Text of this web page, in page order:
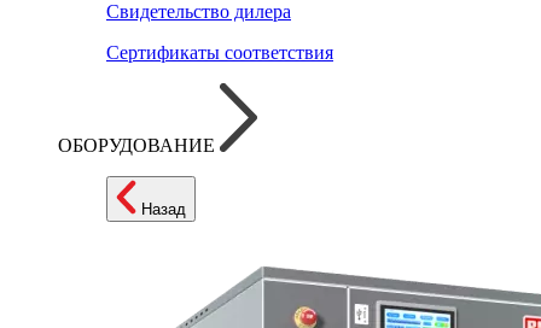
Свидетельство дилера
Сертификаты соответствия
ОБОРУДОВАНИЕ
Назад